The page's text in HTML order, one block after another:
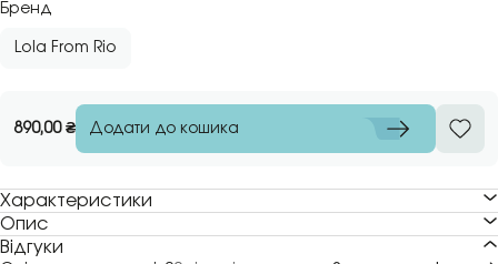
Бренд
Lola From Rio
890,00₴ Додати до кошика
Характеристики
Опис
Відгуки